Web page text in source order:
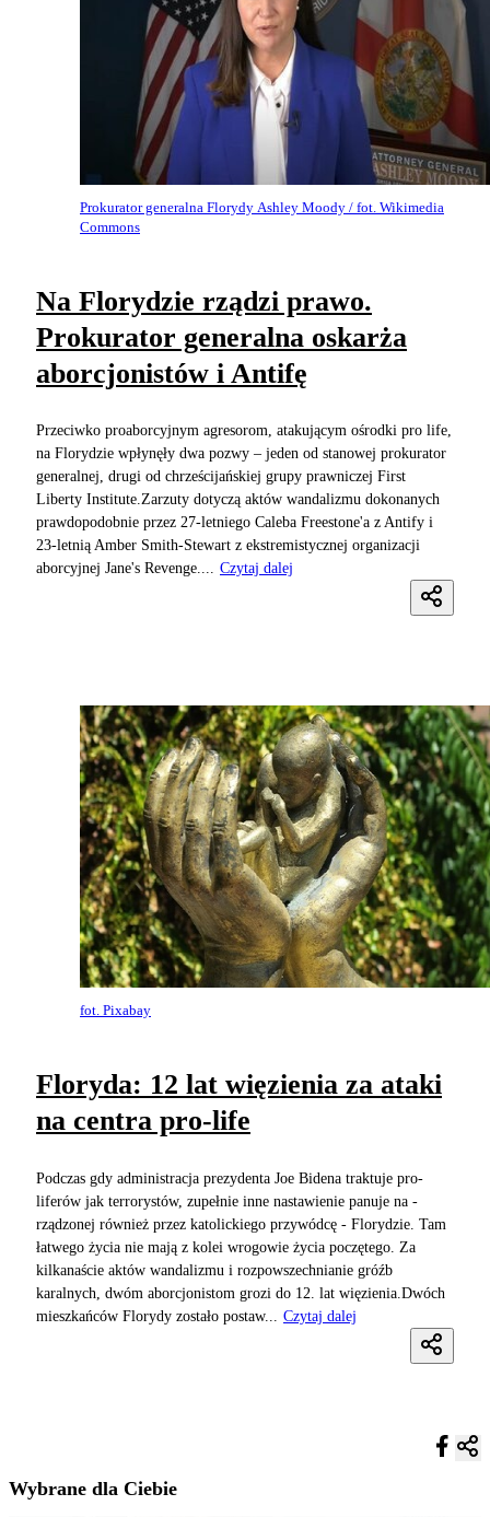
Prokurator generalna Florydy Ashley Moody / fot. Wikimedia
Commons
Na Florydzie rządzi prawo.
Prokurator generalna oskarża
aborcjonistów i Antifę
Przeciwko proaborcyjnym agresorom, atakującym ośrodki pro life,
na Florydzie wpłynęły dwa pozwy – jeden od stanowej prokurator
generalnej, drugi od chrześcijańskiej grupy prawniczej First
Liberty Institute.Zarzuty dotyczą aktów wandalizmu dokonanych
prawdopodobnie przez 27-letniego Caleba Freestone'a z Antify i
23-letnią Amber Smith-Stewart z ekstremistycznej organizacji
aborcyjnej Jane's Revenge.... Czytaj dalej
fot. Pixabay
Floryda: 12 lat więzienia za ataki
na centra pro-life
Podczas gdy administracja prezydenta Joe Bidena traktuje pro-
liferów jak terrorystów, zupełnie inne nastawienie panuje na -
rządzonej również przez katolickiego przywódcę - Florydzie. Tam
łatwego życia nie mają z kolei wrogowie życia poczętego. Za
kilkanaście aktów wandalizmu i rozpowszechnianie gróźb
karalnych, dwóm aborcjonistom grozi do 12. lat więzienia.Dwóch
mieszkańców Florydy zostało postaw...
Czytaj dalej
Wybrane dla Ciebie